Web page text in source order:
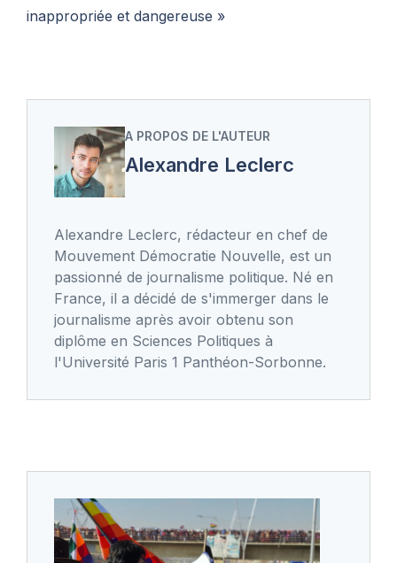
inappropriée et dangereuse »
A PROPOS DE L'AUTEUR
Alexandre Leclerc
Alexandre Leclerc, rédacteur en chef de
Mouvement Démocratie Nouvelle, est un
passionné de journalisme politique. Né en
France, il a décidé de s'immerger dans le
journalisme après avoir obtenu son
diplôme en Sciences Politiques à
l'Université Paris 1 Panthéon-Sorbonne.